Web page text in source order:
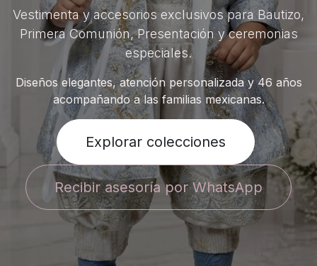
Vestimenta y accesorios exclusivos para Bautizo,
Primera Comunión, Presentación y ceremonias
especiales.
Diseños elegantes, atención personalizada y 46 años
acompañando a las familias mexicanas.
Explorar colecciones
Recibir asesoría por WhatsApp